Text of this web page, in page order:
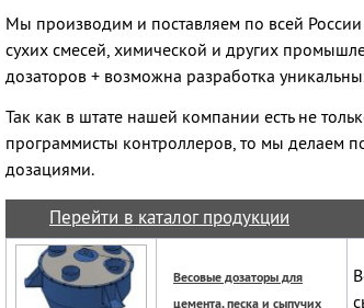
Мы производим и поставляем по всей
сухих смесей, химической и других
дозаторов + возможна разработка
Так как в штате нашей компании есть не
программисты контроллеров, то мы делаем
дозациями.
Перейти в каталог продукции
Весовые дозаторы для
цемента, песка и сыпучих